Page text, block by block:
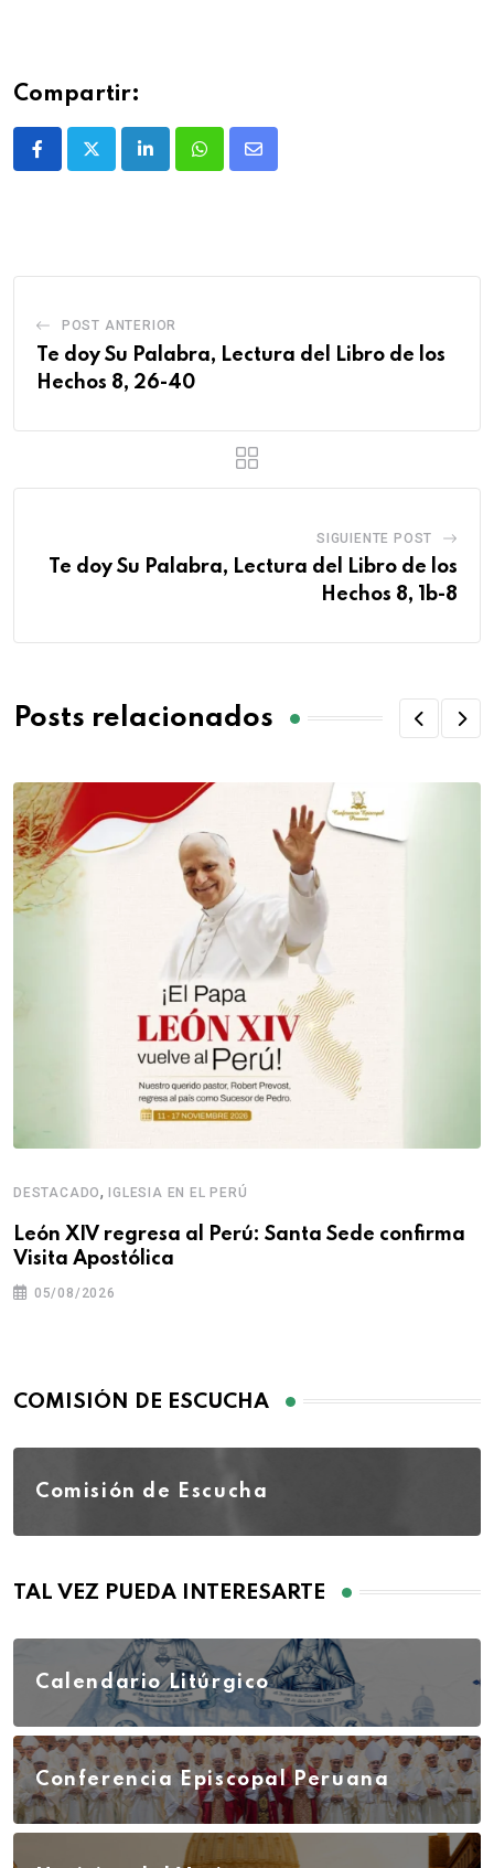
Compartir:
POST ANTERIOR
Te doy Su Palabra, Lectura del Libro de los
Hechos 8, 26-40
SIGUIENTE POST
Te doy Su Palabra, Lectura del Libro de los
Hechos 8, 1b-8
Posts relacionados
DESTACADO,IGLESIA EN EL PERÚ
León XIV regresa al Perú: Santa Sede confirma
Visita Apostólica
05/08/2026
COMISIÓN DE ESCUCHA
Comisión de Escucha
TAL VEZ PUEDA INTERESARTE
Calendario Litúrgico
Conferencia Episcopal Peruana